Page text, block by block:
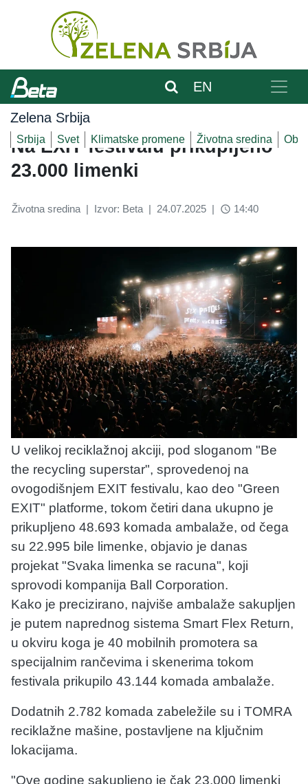
EN
Zelena Srbija
Srbija Svet Klimatske promene Životna sredina
Na EXIT festivalu prikupljeno
23.000 limenki
Životna sredina | Izvor: Beta | 24.07.2025 | access_time 14:40
U velikoj reciklažnoj akciji, pod sloganom "Be
the recycling superstar", sprovedenoj na
ovogodišnjem EXIT festivalu, kao deo "Green
EXIT" platforme, tokom četiri dana ukupno je
prikupljeno 48.693 komada ambalaže, od čega
su 22.995 bile limenke, objavio je danas
projekat "Svaka limenka se racuna", koji
sprovodi kompanija Ball Corporation.
Kako je precizirano, najviše ambalaže sakupljen
je putem naprednog sistema Smart Flex Return,
u okviru koga je 40 mobilnih promotera sa
specijalnim rančevima i skenerima tokom
festivala prikupilo 43.144 komada ambalaže.
Dodatnih 2.782 komada zabeležile su i TOMRA
reciklažne mašine, postavljene na ključnim
lokacijama.
"Ove godine sakupljeno je čak 23.000 limenki